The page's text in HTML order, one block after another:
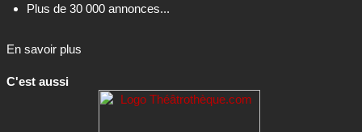
Plus de 30 000 annonces...
En savoir plus
C'est aussi